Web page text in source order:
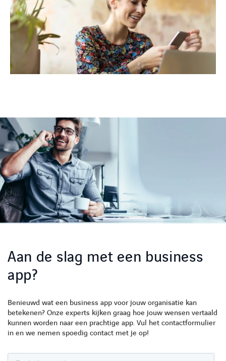
Aan de slag met een business
app?
Benieuwd wat een business app voor jouw organisatie kan
betekenen? Onze experts kijken graag hoe jouw wensen vertaald
kunnen worden naar een prachtige app. Vul het contactformulier
in en we nemen spoedig contact met je op!